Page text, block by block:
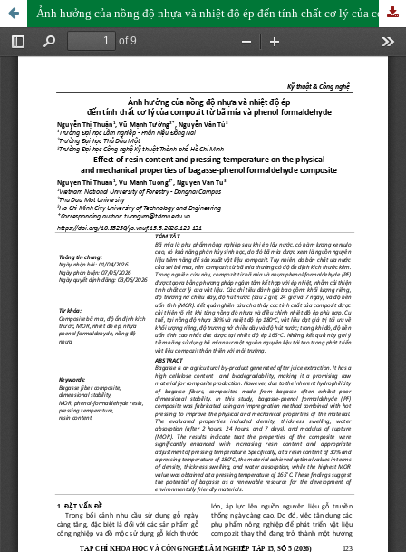
Ảnh hưởng của nồng độ nhựa và nhiệt độ ép đến tính chất cơ lý của compozit từ bã mía và phenol formaldehyde